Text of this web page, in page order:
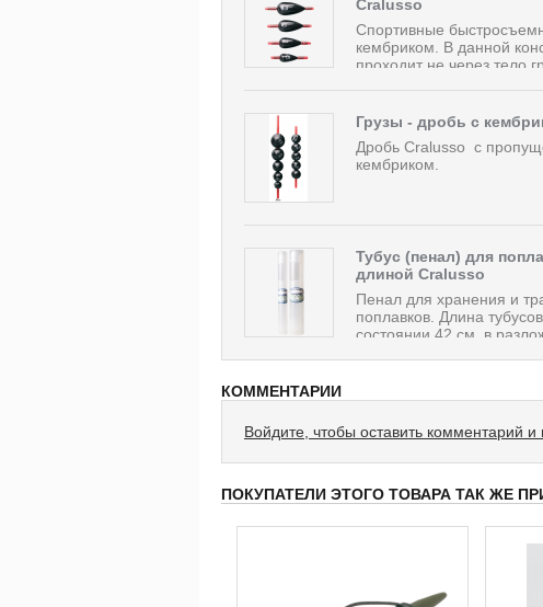
Cralusso
Спортивные
кембриком. В данной
проходит не через тело
Грузы - дробь с
Дробь Cralusso с
кембриком.
Тубус (пенал) для
длиной Cralusso
Пенал для хранения и
поплавков. Длина
состоянии 42 см, в
КОММЕНТАРИИ
Войдите, чтобы оставить комментарий
ПОКУПАТЕЛИ ЭТОГО ТОВАРА ТАК ЖЕ